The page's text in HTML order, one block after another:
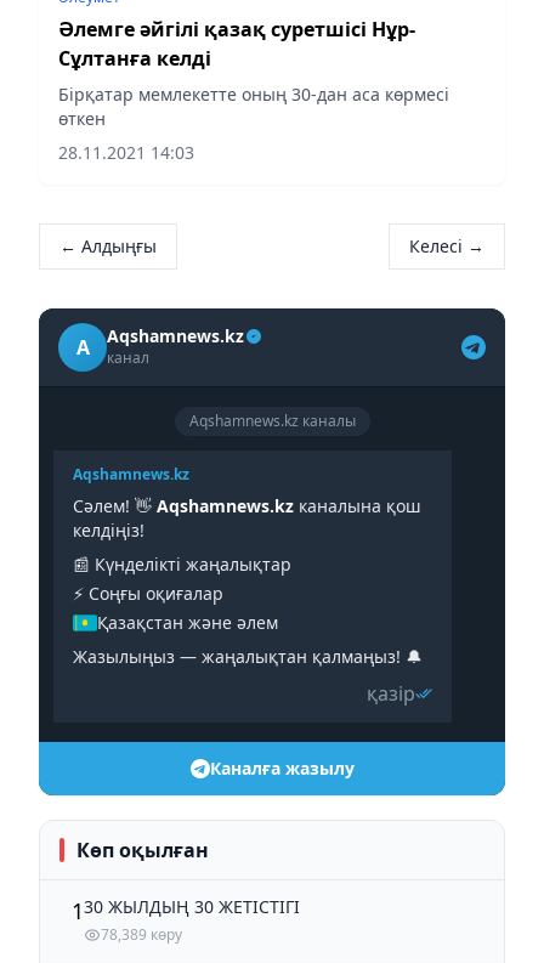
Әлемге әйгілі қазақ суретшісі Нұр-
Сұлтанға келді
Бірқатар мемлекетте оның 30-дан аса көрмесі
өткен
28.11.2021 14:03
← Алдыңғы Келесі →
A Aqshamnews.kz
канал
Aqshamnews.kz каналы
Aqshamnews.kz
Сәлем! 👋 Aqshamnews.kz каналына қош
келдіңіз!
📰 Күнделікті жаңалықтар
⚡️ Соңғы оқиғалар
Қазақстан және әлем
Жазылыңыз — жаңалықтан қалмаңыз! 🔔
қазір
Каналға жазылу
Көп оқылған
130 ЖЫЛДЫҢ 30 ЖЕТІСТІГІ
78,389 көру